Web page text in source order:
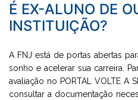
É EX-ALUNO DE
INSTITUIÇÃO?
A FNJ está de portas abertas
sonho e acelerar sua carreira.
avaliação no PORTAL VOLTE A
consultar a documentação